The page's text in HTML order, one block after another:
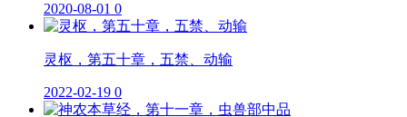
2020-08-01 0
灵枢，第五十章，五禁、动输
2022-02-19 0